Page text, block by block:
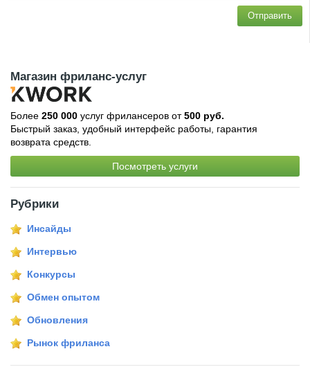
Отправить
Магазин фриланс-услуг
Более 250 000 услуг фрилансеров от500 руб.
Быстрый заказ, удобный интерфейс работы, гарантия
возврата средств.
Посмотреть услуги
Рубрики
Инсайды
Интервью
Конкурсы
Обмен опытом
Обновления
Рынок фриланса